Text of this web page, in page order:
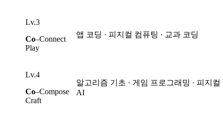
Lv.3
Co–Connect
Play
앱 코딩 · 피지컬 컴퓨팅 · 교과 코딩
Lv.4
Co–Compose
Craft
알고리즘 기초 · 게임 프로그래밍 · 피지컬
AI